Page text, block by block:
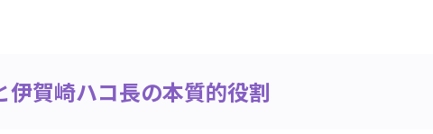
伊賀崎ハコ長の本質的役割